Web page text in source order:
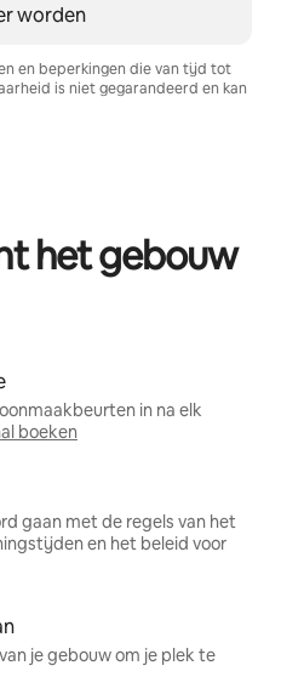
worden
en beperkingen die van tijd tot
is niet gegarandeerd en kan
het gebouw
in na elk
boeken
gaan met de regels van het
en het beleid voor
je gebouw om je plek te